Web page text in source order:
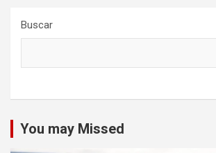
Buscar
You may Missed